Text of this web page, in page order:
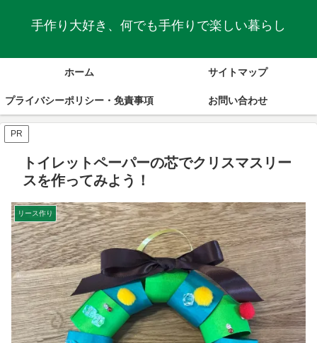
手作り大好き、何でも手作りで楽しい暮らし
ホーム サイトマップ
プライバシーポリシー・免責事項 お問い合わせ
PR
トイレットペーパーの芯でクリスマスリー
スを作ってみよう！
リース作り